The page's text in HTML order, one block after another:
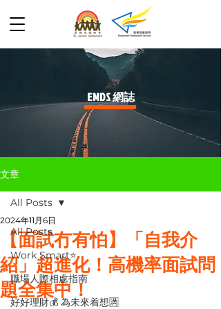
​EMDS 網誌
文章
All Posts
Work Smart⭐️
職場人際相處指南
好好理財💰 為未來着想🈵
All Posts
【面試冇有怕】「自我介
紹」超進化！高機率面試問
題全集中！
2024年11月6日